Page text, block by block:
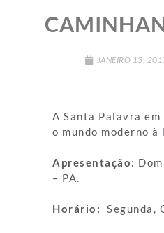
JANEIRO 13,
A Santa Palavra
o mundo moderno à
Apresentação:
– PA.
Horário: Segunda,